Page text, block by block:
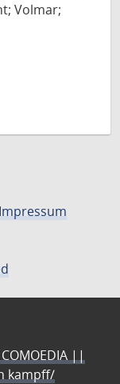
Volmar;
Impressum
||
kampff/